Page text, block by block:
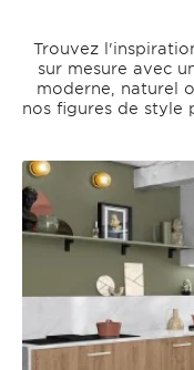
Trouvez
sur mesure avec
moderne, naturel
nos figures de style